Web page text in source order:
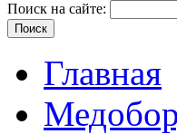
Поиск на сайте:
Главная